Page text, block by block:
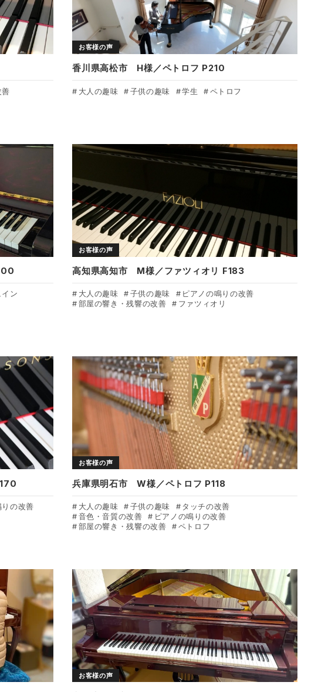
善
お客様の声
香川県高松市 H様／ペトロフ P210
大人の趣味 子供の趣味 学生 ペトロフ
イン
お客様の声
高知県高知市 M様／ファツィオリ F183
大人の趣味 子供の趣味
ピアノの鳴りの改善
部屋の響き・残響の改善
ファツィオリ
りの改善
お客様の声
兵庫県明石市 W様／ペトロフ P118
大人の趣味 子供の趣味
タッチの改善
音色・音質の改善
ピアノの鳴りの改善
部屋の響き・残響の改善
ペトロフ
お客様の声